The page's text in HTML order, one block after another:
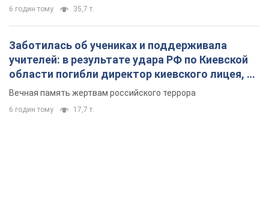
6 годин тому 35,7 т.
Заботилась об учениках и поддерживала
учителей: в результате удара РФ по Киевской
области погибли директор киевского лицея, её
муж и внук
Вечная память жертвам российского террора
6 годин тому 17,7 т.